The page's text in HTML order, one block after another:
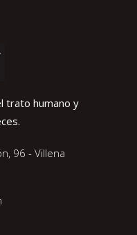
trato humano y
96 - Villena